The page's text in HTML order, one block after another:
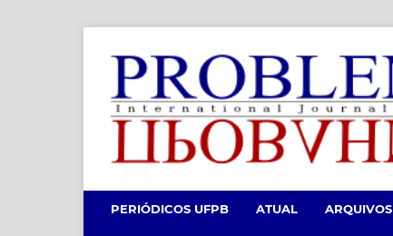
PERIÓDICOS UFPB ATUAL ARQUIVOS